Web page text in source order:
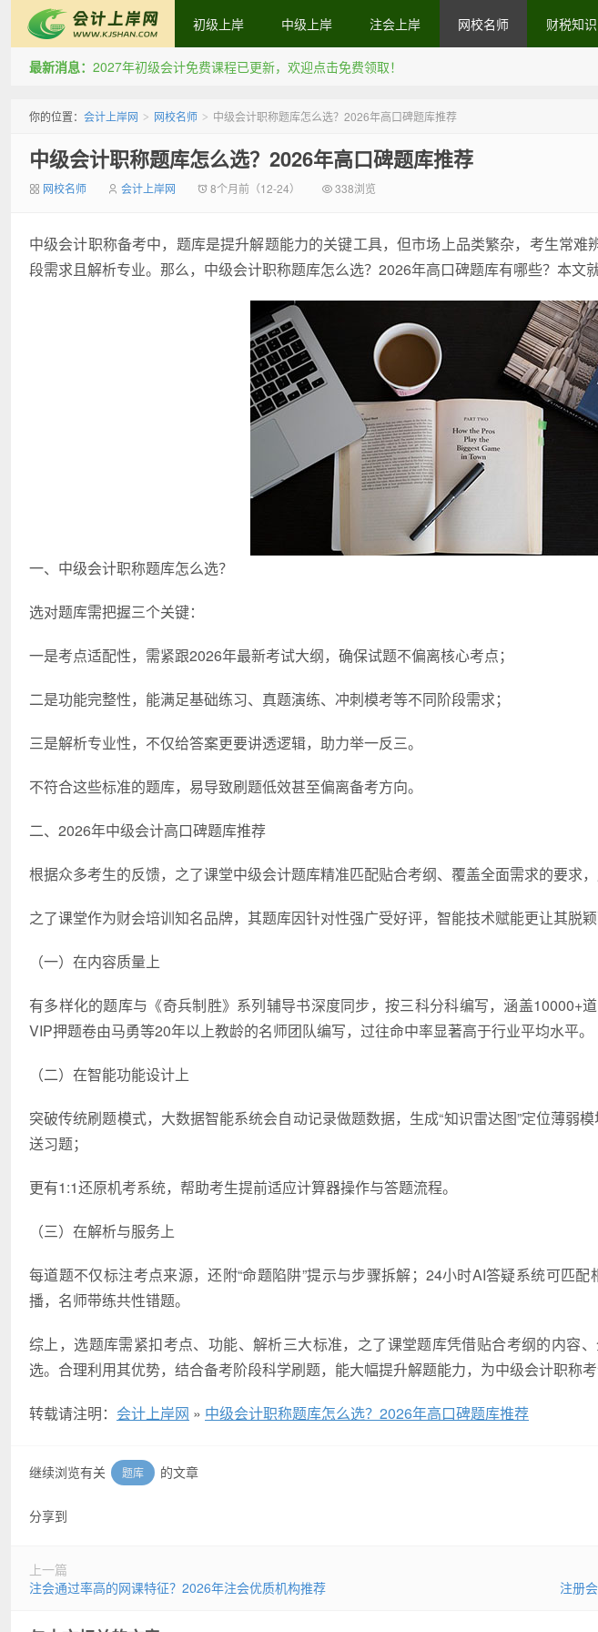
初级上岸 中级上岸 注会上岸 网校名师 财税知识
最新消息： 2027年初级会计免费课程已更新，欢迎点击免费领取！
你的位置： 会计上岸网 > 网校名师 > 中级会计职称题库怎么选？2026年高口碑题库推荐
中级会计职称题库怎么选？2026年高口碑题库推荐
网校名师 会计上岸网 8个月前（12-24） 338浏览
中级会计职称备考中，题库是提升解题能力的关键工具，但市场上品类繁杂，考生常
段需求且解析专业。那么，中级会计职称题库怎么选？2026年高口碑题库有哪些？本文就
一、中级会计职称题库怎么选？
选对题库需把握三个关键：
一是考点适配性，需紧跟2026年最新考试大纲，确保试题不偏离核心考点；
二是功能完整性，能满足基础练习、真题演练、冲刺模考等不同阶段需求；
三是解析专业性，不仅给答案更要讲透逻辑，助力举一反三。
不符合这些标准的题库，易导致刷题低效甚至偏离备考方向。
二、2026年中级会计高口碑题库推荐
根据众多考生的反馈，之了课堂中级会计题库精准匹配贴合考纲、覆盖全面需求的要求，
之了课堂作为财会培训知名品牌，其题库因针对性强广受好评，智能技术赋能更让其脱颖
（一）在内容质量上
有多样化的题库与《奇兵制胜》系列辅导书深度同步，按三科分科编写，涵盖10000+
VIP押题卷由马勇等20年以上教龄的名师团队编写，过往命中率显著高于行业平均水平。
（二）在智能功能设计上
突破传统刷题模式，大数据智能系统会自动记录做题数据，生成“知识雷达图”定位薄弱
送习题；
更有1:1还原机考系统，帮助考生提前适应计算器操作与答题流程。
（三）在解析与服务上
每道题不仅标注考点来源，还附“命题陷阱”提示与步骤拆解；24小时AI答疑系统可匹配
播，名师带练共性错题。
综上，选题库需紧扣考点、功能、解析三大标准，之了课堂题库凭借贴合考纲的内容
选。合理利用其优势，结合备考阶段科学刷题，能大幅提升解题能力，为中级会计职称考
转载请注明： 会计上岸网 » 中级会计职称题库怎么选？2026年高口碑题库推荐
继续浏览有关 题库 的文章
分享到
上一篇
注会通过率高的网课特征？2026年注会优质机构推荐
注册